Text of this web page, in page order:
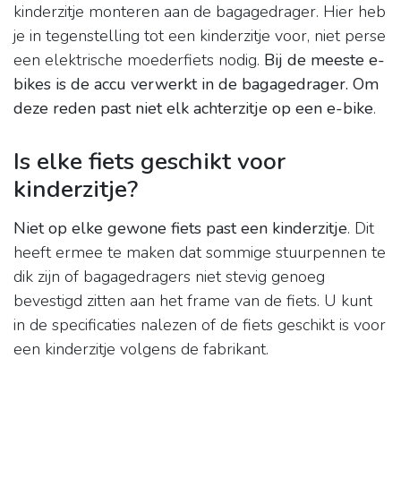
kinderzitje monteren aan de bagagedrager. Hier heb
je in tegenstelling tot een kinderzitje voor, niet perse
een elektrische moederfiets nodig. Bij de meeste e-
bikes is de accu verwerkt in de bagagedrager. Om
deze reden past niet elk achterzitje op een e-bike.
Is elke fiets geschikt voor
kinderzitje?
Niet op elke gewone fiets past een kinderzitje. Dit
heeft ermee te maken dat sommige stuurpennen te
dik zijn of bagagedragers niet stevig genoeg
bevestigd zitten aan het frame van de fiets. U kunt
in de specificaties nalezen of de fiets geschikt is voor
een kinderzitje volgens de fabrikant.